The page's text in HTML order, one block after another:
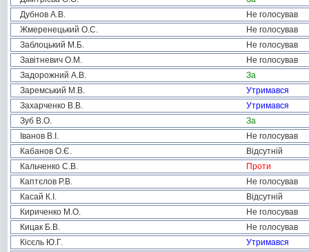
Дубнов А.В.
Не голосував
Жмеренецький О.С.
Не голосував
Заблоцький М.Б.
Не голосував
Завітневич О.М.
Не голосував
Задорожний А.В.
За
Заремський М.В.
Утримався
Захарченко В.В.
Утримався
Зуб В.О.
За
Іванов В.І.
Не голосував
Кабанов О.Є.
Відсутній
Кальченко С.В.
Проти
Каптєлов Р.В.
Не голосував
Касай К.І.
Відсутній
Кириченко М.О.
Не голосував
Кицак Б.В.
Не голосував
Кісєль Ю.Г.
Утримався